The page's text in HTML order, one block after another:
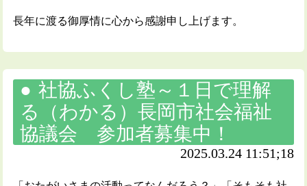
長年に渡る御厚情に心から感謝申し上げます。
社協ふくし塾～１日で理解
る（わかる）長岡市社会福祉
協議会 参加者募集中！
2025.03.24 11:51;18